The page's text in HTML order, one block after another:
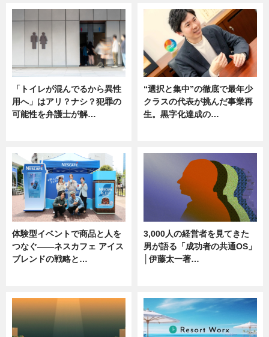
「トイレが混んでるから異性
用へ」はアリ？ナシ？犯罪の
可能性を弁護士が解…
“選択と集中”の徹底で最年少
クラスの代表が挑んだ事業再
生。黒字化達成の…
体験型イベントで商品と人を
つなぐ――ネスカフェ アイス
ブレンドの戦略と…
3,000人の経営者を見てきた
男が語る「成功者の共通OS」
│伊藤太一著…